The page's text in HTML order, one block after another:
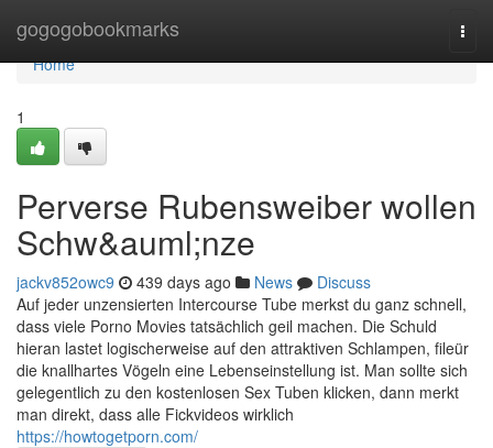
gogogobookmarks
Home
Home
1
Perverse Rubensweiber wollen
Schw&auml;nze
jackv852owc9 439 days ago News
Discuss
Auf jeder unzensierten Intercourse Tube merkst du ganz schnell,
dass viele Porno Movies tatsächlich geil machen. Die Schuld
hieran lastet logischerweise auf den attraktiven Schlampen, fileür
die knallhartes Vögeln eine Lebenseinstellung ist. Man sollte sich
gelegentlich zu den kostenlosen Sex Tuben klicken, dann merkt
man direkt, dass alle Fickvideos wirklich
https://howtogetporn.com/